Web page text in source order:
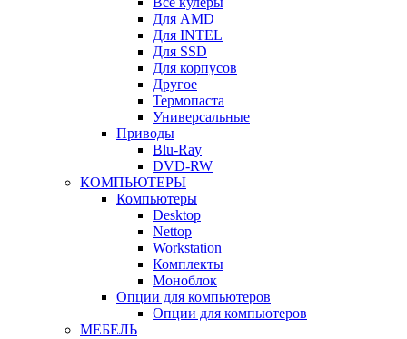
Для AMD
Для INTEL
Для SSD
Для корпусов
Другое
Термопаста
Универсальные
Приводы
Blu-Ray
DVD-RW
КОМПЬЮТЕРЫ
Компьютеры
Desktop
Nettop
Workstation
Комплекты
Моноблок
Опции для компьютеров
Опции для компьютеров
МЕБЕЛЬ